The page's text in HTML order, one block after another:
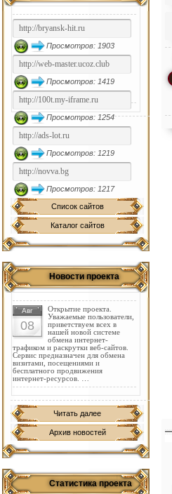
Просмотров: 1903
Просмотров: 1419
Просмотров: 1254
Просмотров: 1219
Просмотров: 1217
Список сайтов
Каталог сайтов
Новости проекта
Авг
08
Открытие проекта.
Уважаемые пользователи,
приветствуем всех в
нашей новой системе
обмена интернет-
трафиком и раскрутки веб-сайтов.
Сервис предназначен для обмена
визитами, посещениями и
бесплатного продвижения
интернет-ресурсов. …
Читать далее
Архив новостей
Статистика проекта